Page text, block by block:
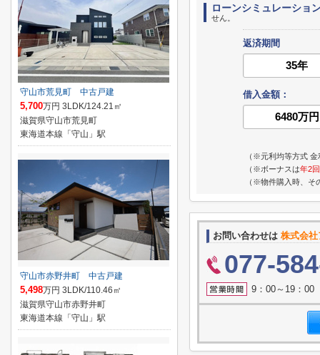
ローンシミュレーショ
せん。
返済期間
借入金額：
（※元利均等方式 金
（※ボーナスは年2回
（※物件購入時、そ
お問い合わせは 株式会
077-
9：00～19：00
守山市荒見町 中古戸建
5,700万円 3LDK/124.21㎡
滋賀県守山市荒見町
東海道本線「守山」駅
守山市赤野井町 中古戸建
5,498万円 3LDK/110.46㎡
滋賀県守山市赤野井町
東海道本線「守山」駅